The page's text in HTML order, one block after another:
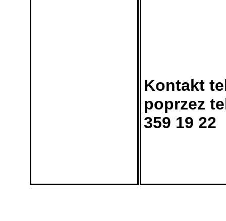
Kontakt
poprzez
359 19 22